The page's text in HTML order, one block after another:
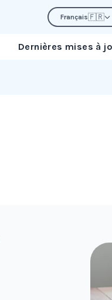
Français🇫🇷
Dernières mises à